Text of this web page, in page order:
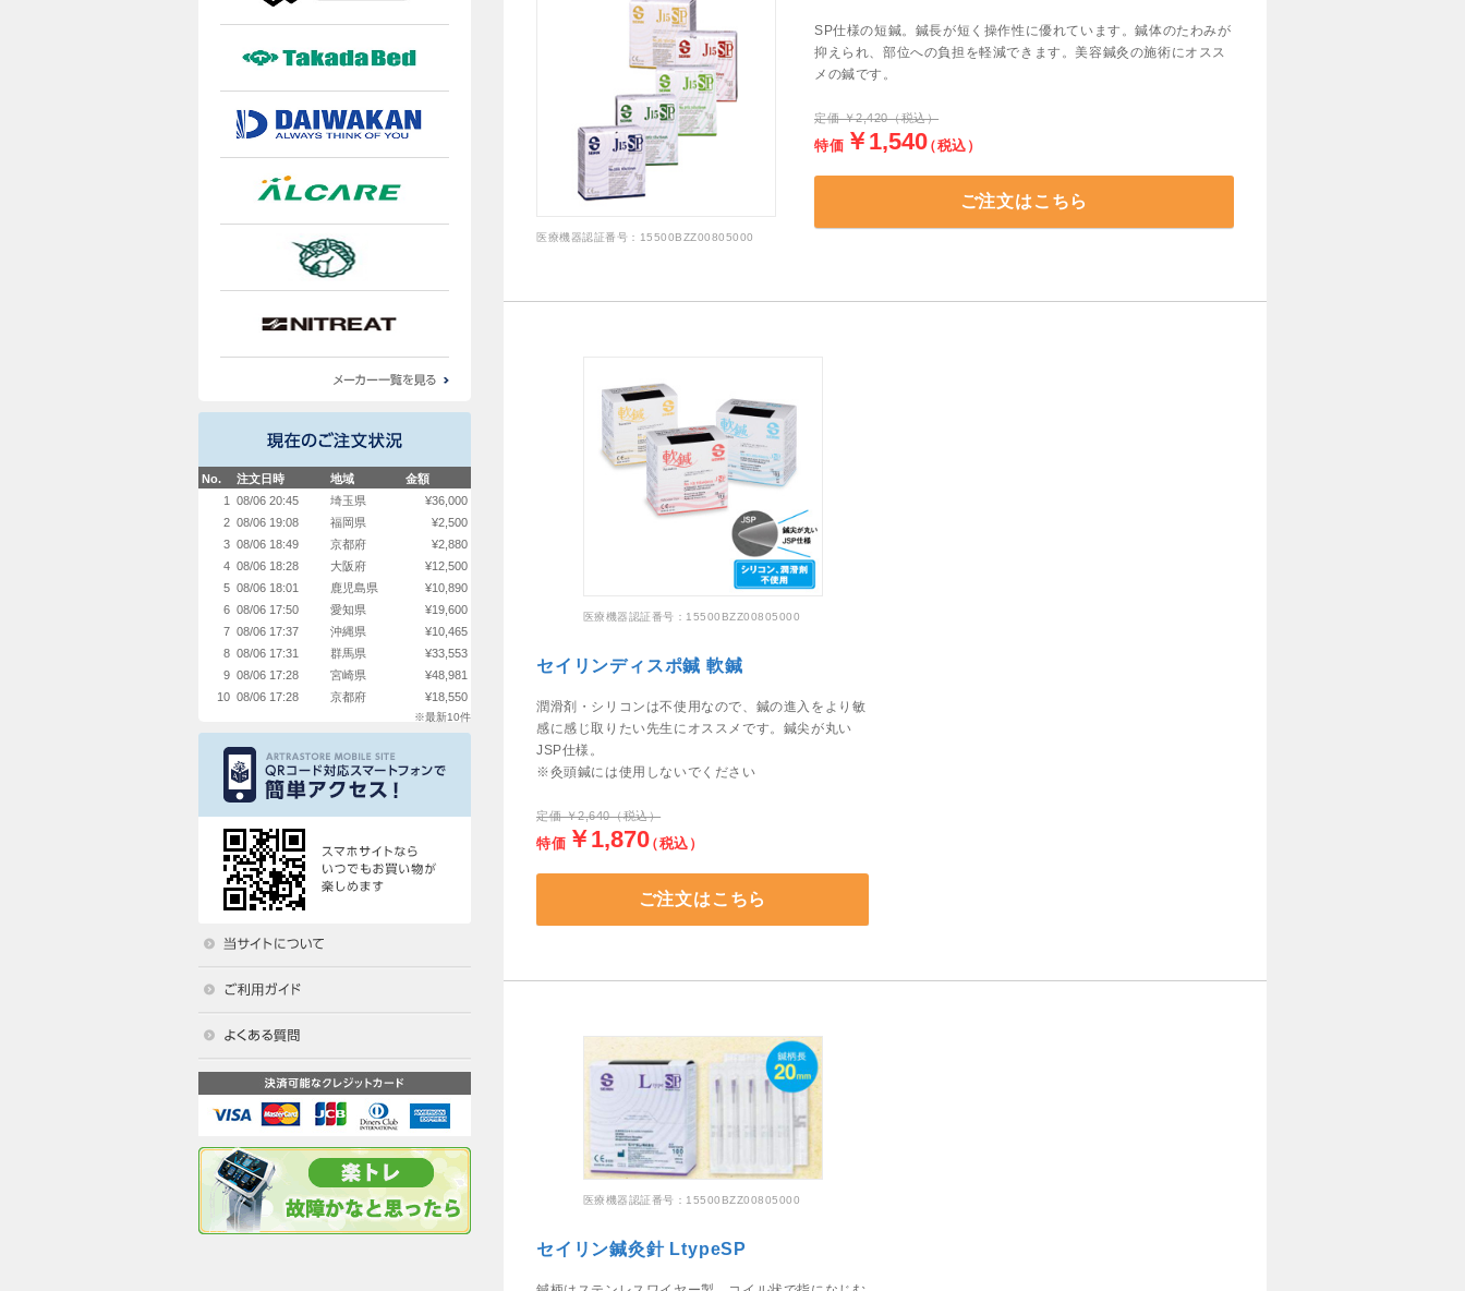
No. 注文日時 地域
金額
1
08/06 20:45 埼玉県
¥36,000
2 08/06 19:08 福岡県
¥2,500
3 08/06 18:49 京都府
¥2,880
4 08/06 18:28 大阪府
¥12,500
5 08/06 18:01 鹿児島県
¥10,890
6 08/06 17:50 愛知県
¥19,600
7 08/06 17:37 沖縄県
¥10,465
8 08/06 17:31 群馬県
¥33,553
9 08/06 17:28 宮崎県
¥48,981
10 08/06 17:28 京都府 ¥18,550
※最新10件
医療機器認証番号：15500BZZ00805000
SP仕様の短鍼。鍼長が短く操作性に優れています。鍼体のたわみが
抑えられ、部位への負担を軽減できます。美容鍼灸の施術にオスス
メの鍼です。
定価 ￥2,420（税込）
特価 ￥1,540（税込）
ご注文はこちら
医療機器認証番号：15500BZZ00805000
セイリンディスポ鍼 軟鍼
潤滑剤・シリコンは不使用なので、鍼の進入をより敏
感に感じ取りたい先生にオススメです。鍼尖が丸い
JSP仕様。
※灸頭鍼には使用しないでください
定価 ￥2,640（税込）
特価 ￥1,870（税込）
ご注文はこちら
医療機器認証番号：15500BZZ00805000
セイリン鍼灸針 LtypeSP